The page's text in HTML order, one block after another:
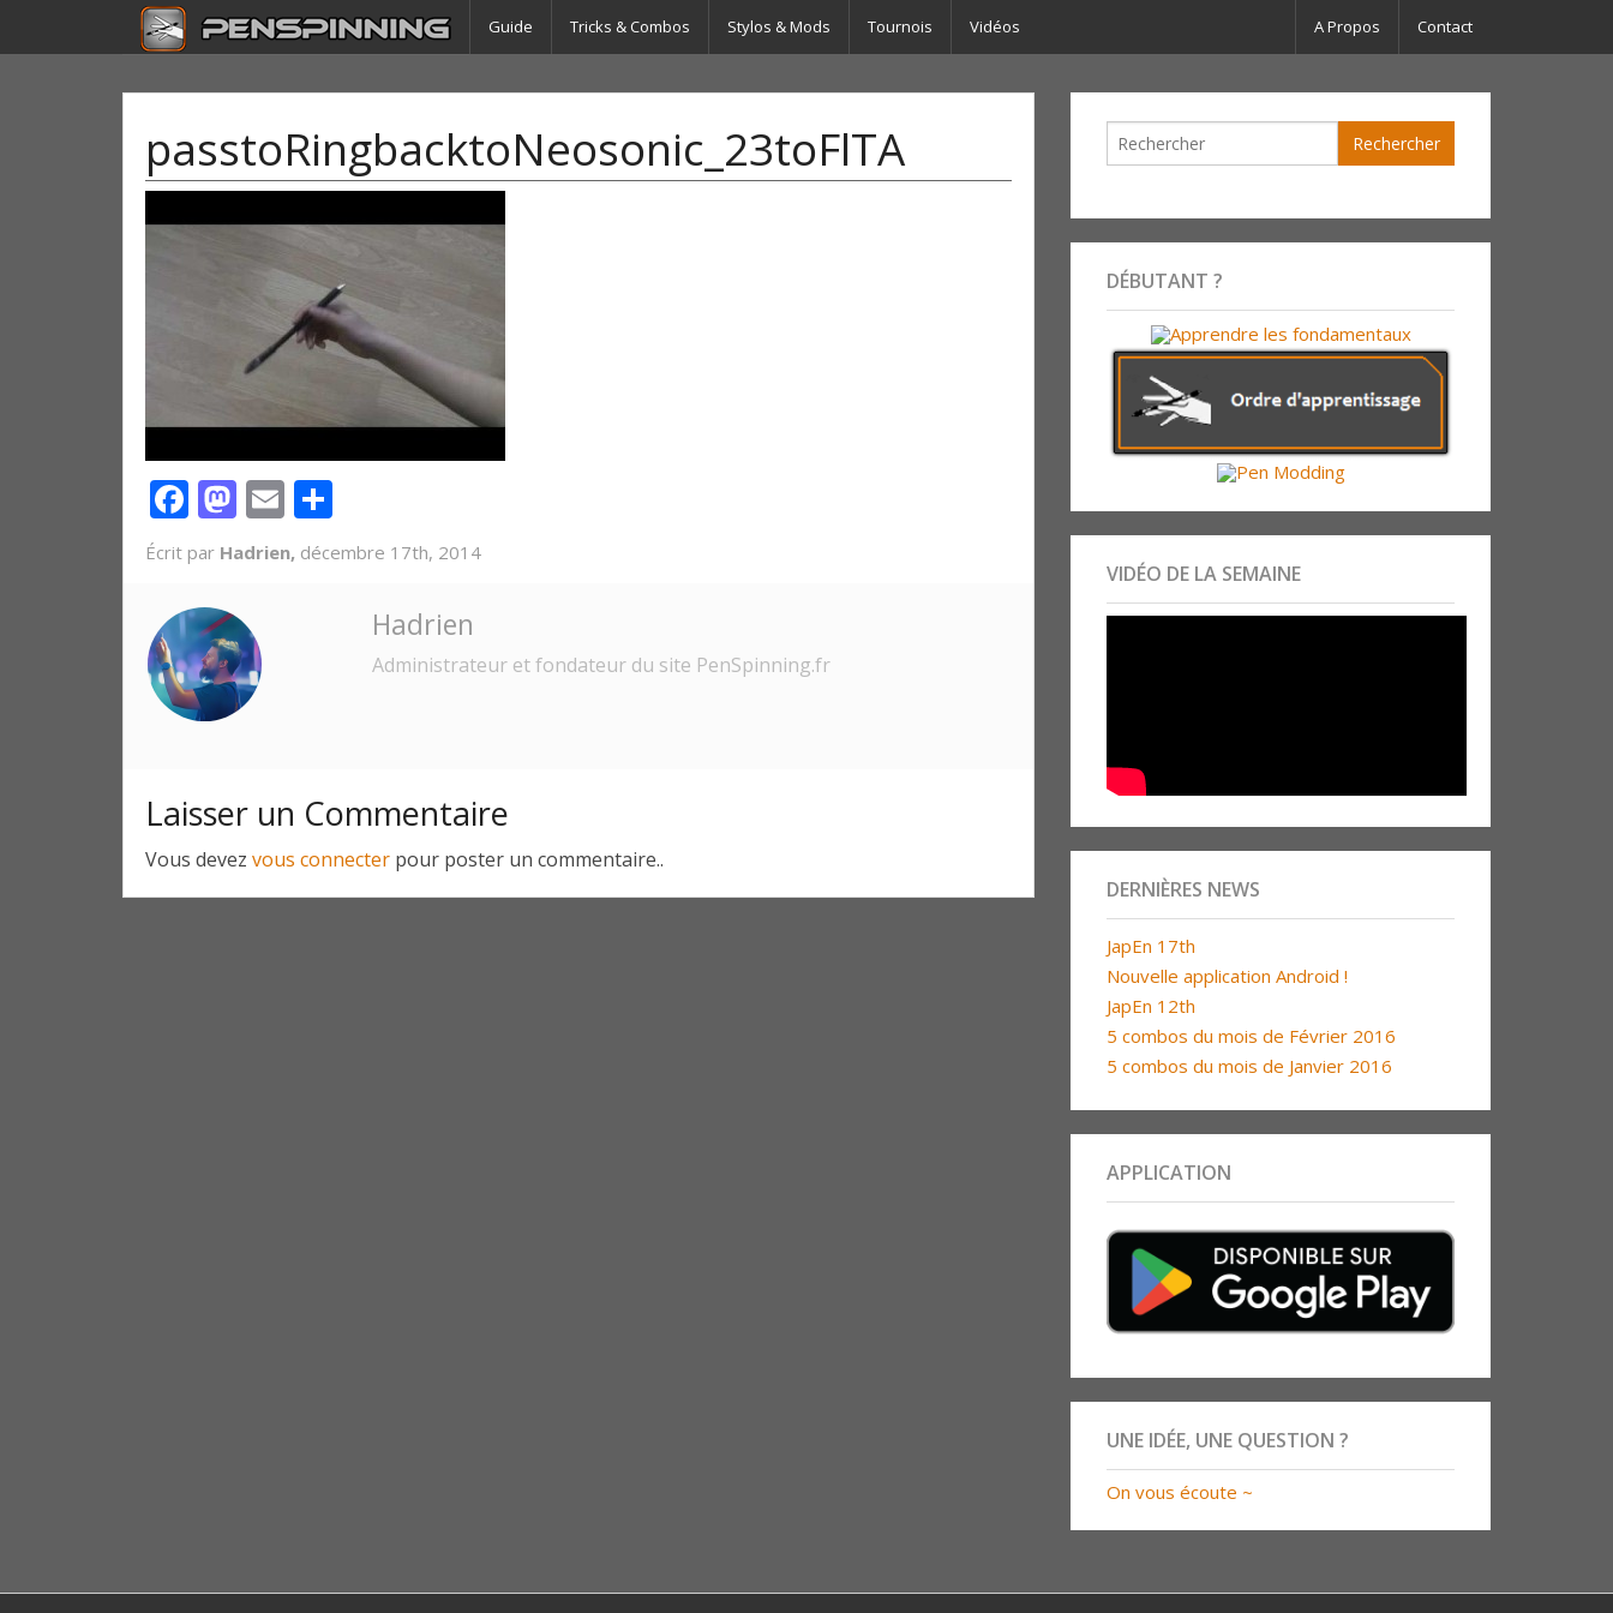
Guide Tricks & Combos Stylos & Mods Tournois Vidéos A Propos Contact
passtoRingbacktoNeosonic_23toFlTA
Facebook
Mastodon
Email
Écrit par Hadrien, décembre 17th, 2014
Hadrien
Administrateur et fondateur du site PenSpinning.fr
Laisser un Commentaire
Vous devez vous connecter pour poster un commentaire..
DÉBUTANT ?
VIDÉO DE LA SEMAINE
DERNIÈRES NEWS
JapEn 17th
Nouvelle application Android !
JapEn 12th
5 combos du mois de Février 2016
5 combos du mois de Janvier 2016
APPLICATION
UNE IDÉE, UNE QUESTION ?
On vous écoute ~